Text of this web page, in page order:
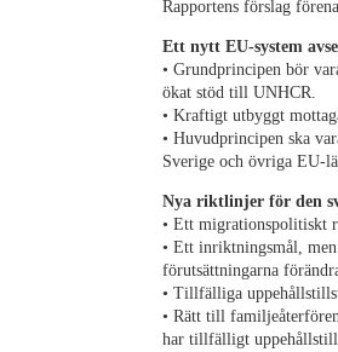
Rapportens förslag
Ett nytt EU-system
• Grundprincipen bör
ökat stöd till UNHCR.
• Kraftigt utbyggt
• Huvudprincipen ska
Sverige och övriga EU-
Nya riktlinjer för den
• Ett migrationspolitiskt
• Ett inriktningsmål,
förutsättningarna
• Tillfälliga
• Rätt till
har tillfälligt